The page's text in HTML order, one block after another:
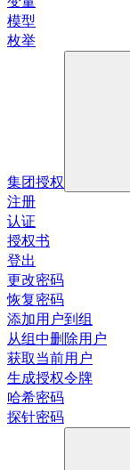
模型
枚举
集团授权
注册
认证
授权书
登出
更改密码
恢复密码
添加用户到组
从组中删除用户
获取当前用户
生成授权令牌
哈希密码
探针密码